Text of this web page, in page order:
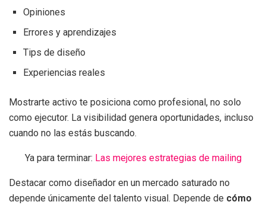
Opiniones
Errores y aprendizajes
Tips de diseño
Experiencias reales
Mostrarte activo te posiciona como profesional, no solo
como ejecutor. La visibilidad genera oportunidades, incluso
cuando no las estás buscando.
Ya para terminar: Las mejores estrategias de mailing
Destacar como diseñador en un mercado saturado no
depende únicamente del talento visual. Depende de cómo